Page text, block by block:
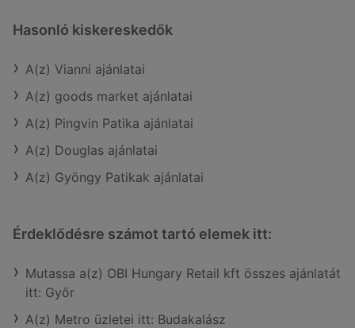
Hasonló kiskereskedők
A(z) Vianni ajánlatai
A(z) goods market ajánlatai
A(z) Pingvin Patika ajánlatai
A(z) Douglas ajánlatai
A(z) Gyöngy Patikak ajánlatai
Érdeklődésre számot tartó elemek itt:
Mutassa a(z) OBI Hungary Retail kft összes ajánlatát
itt: Győr
A(z) Metro üzletei itt: Budakalász